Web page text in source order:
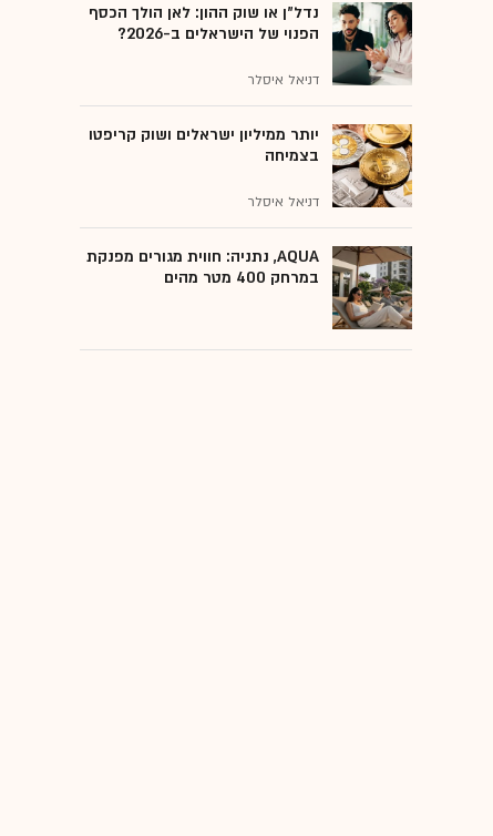
נדל"ן או שוק ההון: לאן הולך הכסף
הפנוי של הישראלים ב-2026?
דניאל איסלר
יותר ממיליון ישראלים ושוק קריפטו
בצמיחה
דניאל איסלר
AQUA, נתניה: חווית מגורים מפנקת
במרחק 400 מטר מהים